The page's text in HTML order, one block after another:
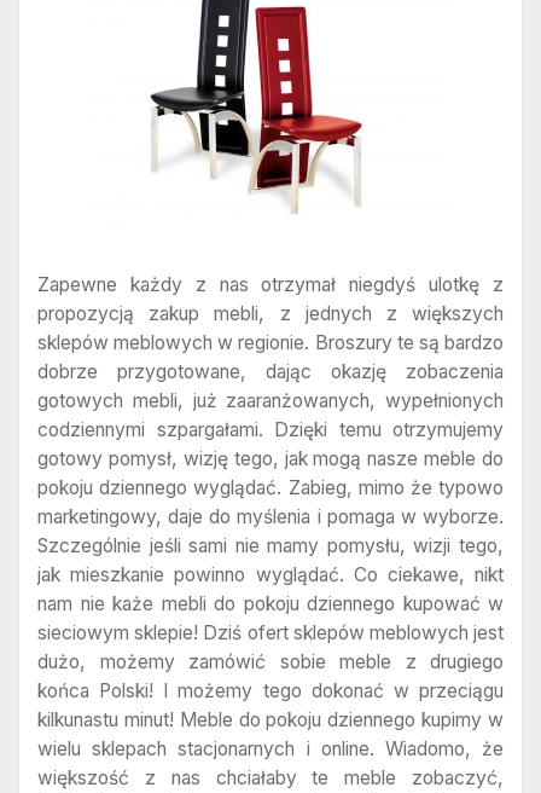
Zapewne każdy z nas otrzymał niegdyś ulotkę z
propozycją zakup mebli, z jednych z większych
sklepów meblowych w regionie. Broszury te są bardzo
dobrze przygotowane, dając okazję zobaczenia
gotowych mebli, już zaaranżowanych, wypełnionych
codziennymi szpargałami. Dzięki temu otrzymujemy
gotowy pomysł, wizję tego, jak mogą nasze meble do
pokoju dziennego wyglądać. Zabieg, mimo że typowo
marketingowy, daje do myślenia i pomaga w wyborze.
Szczególnie jeśli sami nie mamy pomysłu, wizji tego,
jak mieszkanie powinno wyglądać. Co ciekawe, nikt
nam nie każe mebli do pokoju dziennego kupować w
sieciowym sklepie! Dziś ofert sklepów meblowych jest
dużo, możemy zamówić sobie meble z drugiego
końca Polski! I możemy tego dokonać w przeciągu
kilkunastu minut! Meble do pokoju dziennego kupimy w
wielu sklepach stacjonarnych i online. Wiadomo, że
większość z nas chciałaby te meble zobaczyć,